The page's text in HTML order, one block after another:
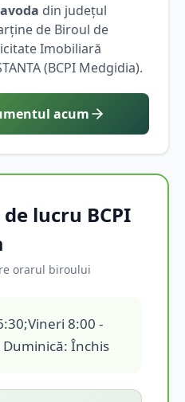
din județul
de Biroul de
Imobiliară
(BCPI Medgidia).
acum
lucru BCPI
orarul biroului
8:00 -
Duminică: Închis